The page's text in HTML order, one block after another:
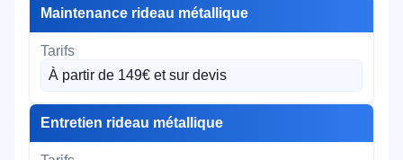
Maintenance rideau métallique
À partir de 149€ et sur devis
Entretien rideau métallique